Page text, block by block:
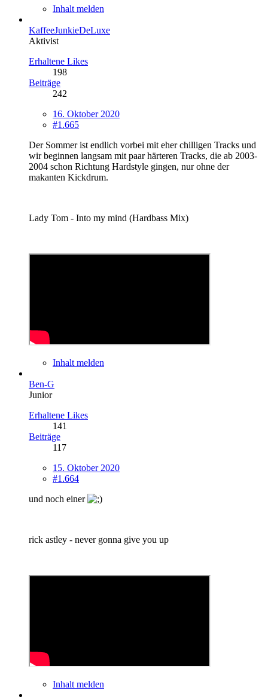
Inhalt melden
KaffeeJunkieDeLuxe
Aktivist
Erhaltene Likes
198
Beiträge
242
16. Oktober 2020
#1.665
Der Sommer ist endlich vorbei mit eher chilligen Tracks und
wir beginnen langsam mit paar härteren Tracks, die ab 2003-
2004 schon Richtung Hardstyle gingen, nur ohne der
makanten Kickdrum.
Lady Tom - Into my mind (Hardbass Mix)
Inhalt melden
Ben-G
Junior
Erhaltene Likes
141
Beiträge
117
15. Oktober 2020
#1.664
und noch einer
rick astley - never gonna give you up
Inhalt melden